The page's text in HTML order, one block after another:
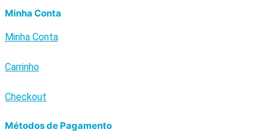
Minha Conta
Minha Conta
Carrinho
Checkout
Métodos de Pagamento